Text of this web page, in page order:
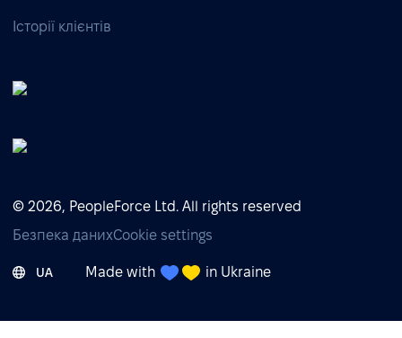
Історії клієнтів
© 2026, PeopleForce Ltd. All rights reserved
Безпека данихCookie settings
UA Made with in Ukraine